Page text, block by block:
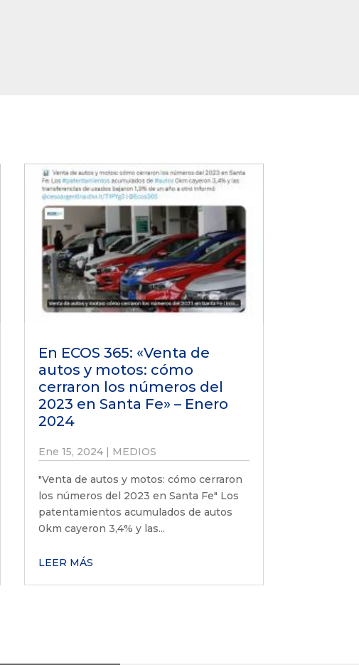
En ECOS 365: «Venta de
autos y motos: cómo
cerraron los números del
2023 en Santa Fe» – Enero
2024
Ene 15, 2024| MEDIOS
"Venta de autos y motos: cómo cerraron
los números del 2023 en Santa Fe" Los
patentamientos acumulados de autos
0km cayeron 3,4% y las...
LEER MÁS